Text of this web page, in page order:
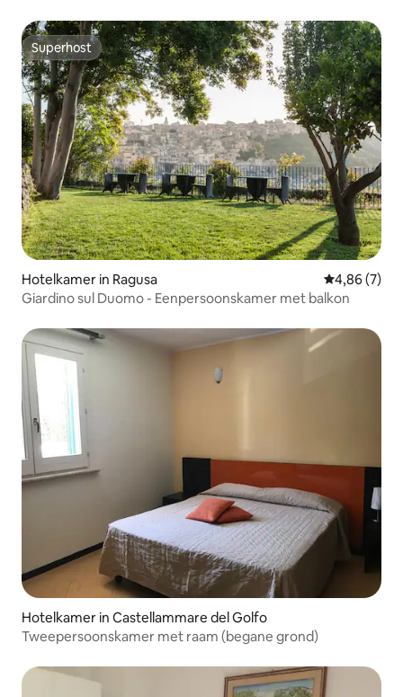
Superhost
Superhost
Hotelkamer in Ragusa Gemiddelde
4,86 (7)
Giardino sul Duomo - Eenpersoonskamer met balkon
Hotelkamer in Castellammare del Golfo
Tweepersoonskamer met raam (begane grond)